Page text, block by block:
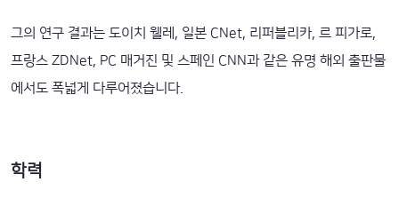
그의 연구 결과는 도이치 웰레, 일본 CNet, 리퍼블리카, 르 피가로,
프랑스 ZDNet, PC 매거진 및 스페인 CNN과 같은 유명 해외 출판물
에서도 폭넓게 다루어졌습니다.
학력